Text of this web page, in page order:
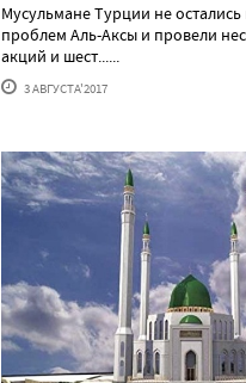
Мусульмане Турции не остались
проблем Аль-Аксы и провели
акций и шест......
3 АВГУСТА'2017